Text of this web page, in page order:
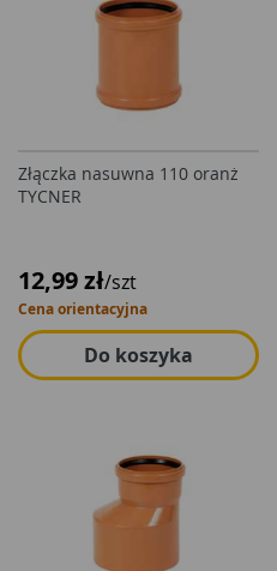
Złączka nasuwna 110 oranż
TYCNER
12,99 zł/szt
Cena orientacyjna
Do koszyka